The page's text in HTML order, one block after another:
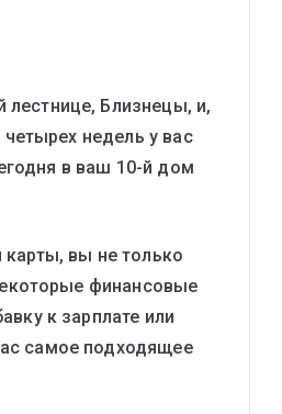
Близнецы, и,
недель у вас
в ваш 10-й дом
карты, вы не только
финансовые
к зарплате или
самое подходящее